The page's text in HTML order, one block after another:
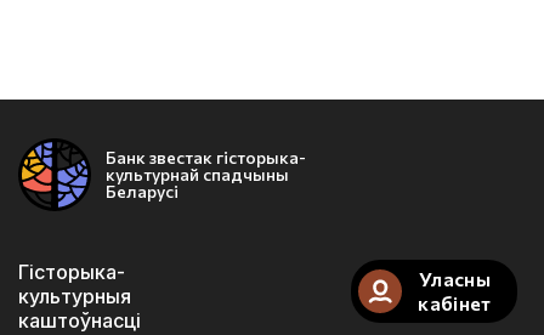
Банк звестак гісторыка-
культурнай спадчыны
Беларусі
Гісторыка-
культурныя
каштоўнасці
Уласны
кабінет